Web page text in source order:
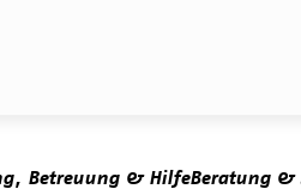
Betreuung & HilfeBeratung &